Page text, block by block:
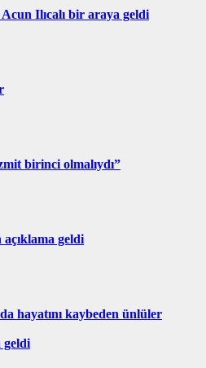
Ilıcalı bir araya geldi
birinci olmalıydı”
açıklama geldi
hayatını kaybeden ünlüler
geldi